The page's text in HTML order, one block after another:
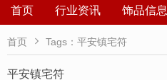
首页 行业资讯 饰品信息
首页  Tags：平安镇宅符
平安镇宅符